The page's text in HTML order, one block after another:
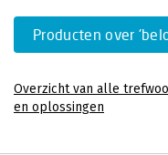
Producten over
Overzicht van alle
en oplossingen